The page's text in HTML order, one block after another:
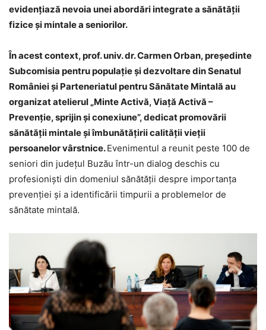
evidențiază nevoia unei abordări integrate a sănătății
fizice și mintale a seniorilor.
În acest context, prof. univ. dr. Carmen Orban, președinte
Subcomisia pentru populație și dezvoltare din Senatul
României și Parteneriatul pentru Sănătate Mintală au
organizat atelierul „Minte Activă, Viață Activă –
Prevenție, sprijin și conexiune”, dedicat promovării
sănătății mintale și îmbunătățirii calității vieții
persoanelor vârstnice.Evenimentul a reunit peste 100 de
seniori din județul Buzău într-un dialog deschis cu
profesioniști din domeniul sănătății despre importanța
prevenției și a identificării timpurii a problemelor de
sănătate mintală.